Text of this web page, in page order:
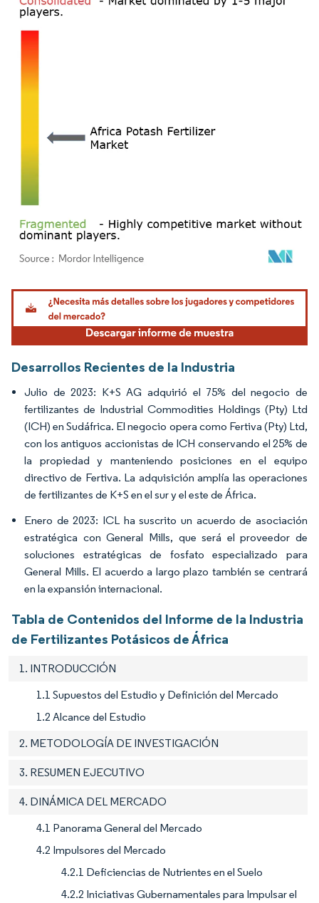
Imagen © Mordor Intelligence. El uso requiere atribución según CC BY 4.0.
Desarrollos Recientes de la Industria
Julio de 2023: K+S AG adquirió el 75% del negocio de
fertilizantes de Industrial Commodities Holdings (Pty) Ltd
(ICH) en Sudáfrica. El negocio opera como Fertiva (Pty) Ltd,
con los antiguos accionistas de ICH conservando el 25% de
la propiedad y manteniendo posiciones en el equipo
directivo de Fertiva. La adquisición amplía las operaciones
de fertilizantes de K+S en el sur y el este de África.
Enero de 2023: ICL ha suscrito un acuerdo de asociación
estratégica con General Mills, que será el proveedor de
soluciones estratégicas de fosfato especializado para
General Mills. El acuerdo a largo plazo también se centrará
en la expansión internacional.
Tabla de Contenidos del Informe de la Industria
de Fertilizantes Potásicos de África
1. INTRODUCCIÓN
1.1 Supuestos del Estudio y Definición del Mercado
1.2 Alcance del Estudio
2. METODOLOGÍA DE INVESTIGACIÓN
3. RESUMEN EJECUTIVO
4. DINÁMICA DEL MERCADO
4.1 Panorama General del Mercado
4.2 Impulsores del Mercado
4.2.1 Deficiencias de Nutrientes en el Suelo
4.2.2 Iniciativas Gubernamentales para Impulsar el